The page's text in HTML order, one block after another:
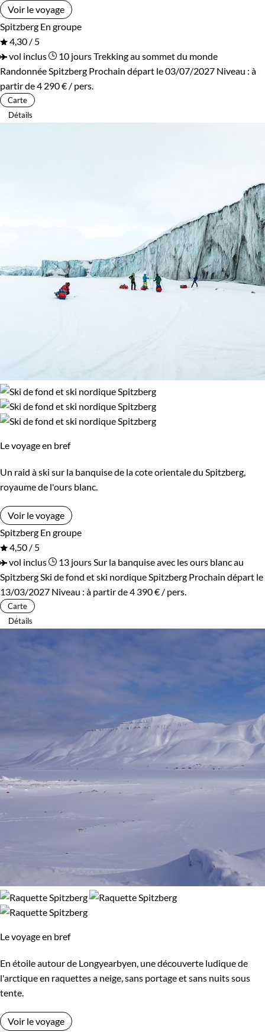
Voir le voyage
Spitzberg En groupe
4,30 / 5
vol inclus
10 joursTrekking au sommet du monde
Randonnée Spitzberg Prochain départ le 03/07/2027 Niveau : à
partir de4 290 € / pers.
Carte
Détails
Le voyage en bref
Un raid à ski sur la banquise de la cote orientale du Spitzberg,
royaume de l'ours blanc.
Voir le voyage
Spitzberg En groupe
4,50 / 5
vol inclus
13 jours Sur la banquise avec les ours blanc au
Spitzberg Ski de fond et ski nordique Spitzberg Prochain départ le
13/03/2027 Niveau : à partir de4 390 € / pers.
Carte
Détails
Le voyage en bref
En étoile autour de Longyearbyen, une découverte ludique de
l'arctique en raquettes a neige, sans portage et sans nuits sous
tente.
Voir le voyage